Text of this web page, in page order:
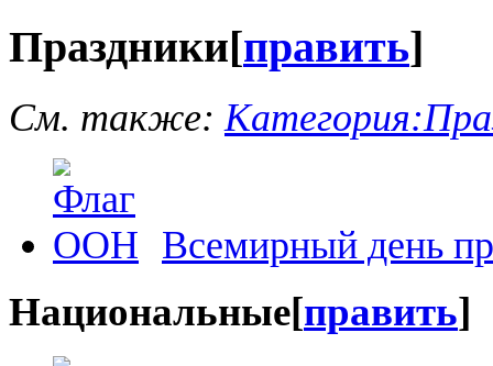
Праздники[править]
См. также:
Всемирный день
Национальные[править]